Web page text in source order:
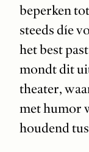
beperken
steeds díe
het best
mondt dit
theater,
met humor
houdend